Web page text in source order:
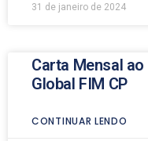
31 de janeiro de 2024
Carta Mensal
Global FIM CP
CONTINUAR LENDO